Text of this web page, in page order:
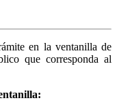
en la ventanilla de
que corresponda al